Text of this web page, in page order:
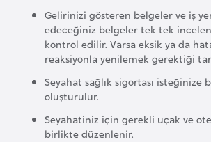
Gelirinizi gösteren belgeler ve iş
edeceğiniz belgeler tek tek
kontrol edilir. Varsa eksik ya da
reaksiyonla yenilemek gerektiği
Seyahat sağlık sigortası isteğinize
oluşturulur.
Seyahatiniz için gerekli uçak ve
birlikte düzenlenir.
m